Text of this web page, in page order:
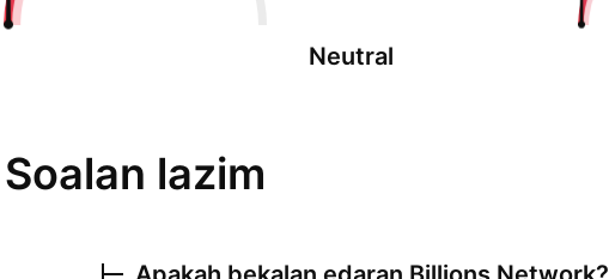
Neutral
Soalan lazim